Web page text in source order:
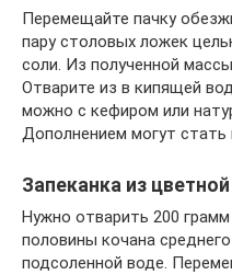
Перемещайте пачку
пару столовых ложек
соли. Из полученной
Отварите из в кипящей
можно с кефиром или
Дополнением могут
Запеканка из
Нужно отварить 200
половины кочана
подсоленной воде.